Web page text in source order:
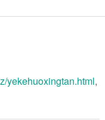
yekehuoxingtan.html,